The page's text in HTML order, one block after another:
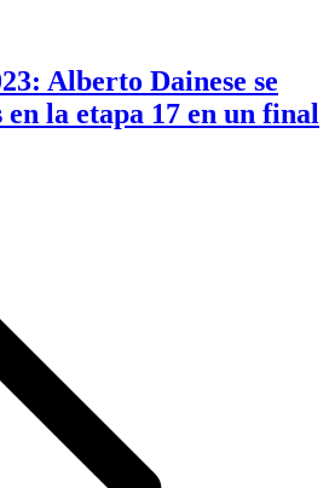
Alberto Dainese se
la etapa 17 en un final